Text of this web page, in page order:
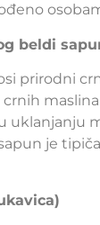
beldi
prirodni
uklanjanju
je